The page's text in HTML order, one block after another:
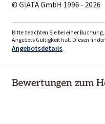
© GIATA GmbH 1996 - 2026
Bitte beachten Sie bei einer
Angebots Gültigkeit hat. Diesen
Angebotsdetails.
Bewertungen zum